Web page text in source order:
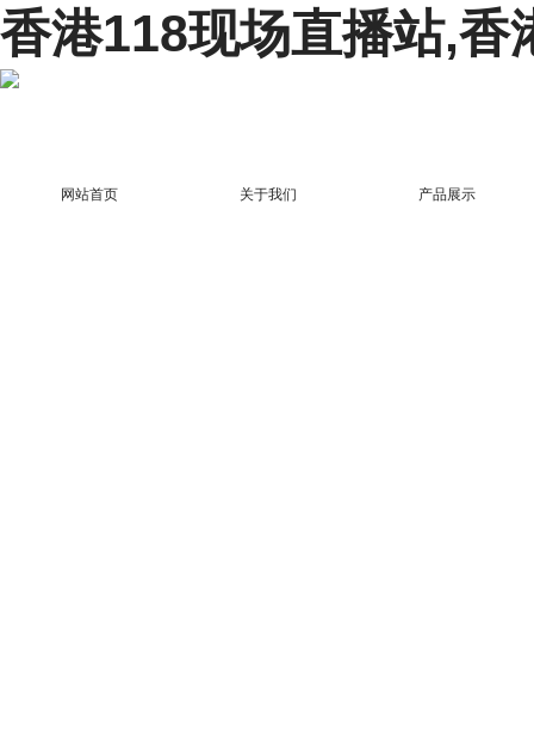
香港118现场直播站,香
网站首页 关于我们 产品展示